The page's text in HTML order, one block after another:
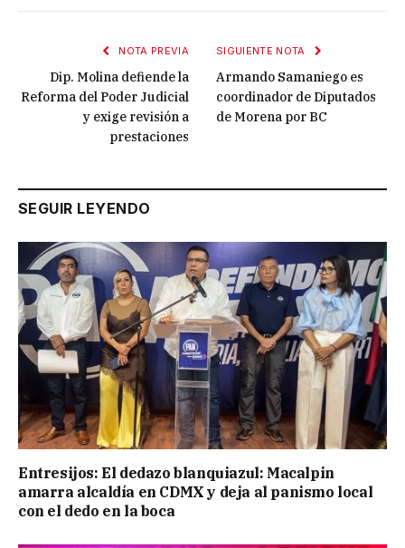
NOTA PREVIA
Dip. Molina defiende la
Reforma del Poder Judicial
y exige revisión a
prestaciones
SIGUIENTE NOTA
Armando Samaniego es
coordinador de Diputados
de Morena por BC
SEGUIR LEYENDO
Entresijos: El dedazo blanquiazul: Macalpin
amarra alcaldía en CDMX y deja al panismo local
con el dedo en la boca